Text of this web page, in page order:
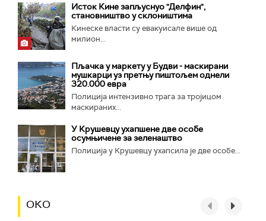
Исток Кине запљуснуо "Делфин",
становништво у склоништима
Кинеске власти су евакуисале више од
милион...
Пљачка у маркету у Будви - маскирани
мушкарци уз претњу пиштољем однели
320.000 евра
Полиција интензивно трага за тројицом
маскираних...
У Крушевцу ухапшене две особе
осумњичене за зеленаштво
Полиција у Крушевцу ухапсила је две особе...
ОКО